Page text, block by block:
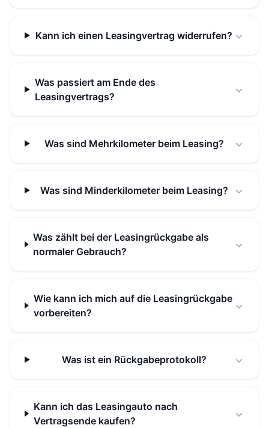
Kann ich einen Leasingvertrag widerrufen?
Was passiert am Ende des
Leasingvertrags?
Was sind Mehrkilometer beim Leasing?
Was sind Minderkilometer beim Leasing?
Was zählt bei der Leasingrückgabe als
normaler Gebrauch?
Wie kann ich mich auf die Leasingrückgabe
vorbereiten?
Was ist ein Rückgabeprotokoll?
Kann ich das Leasingauto nach
Vertragsende kaufen?